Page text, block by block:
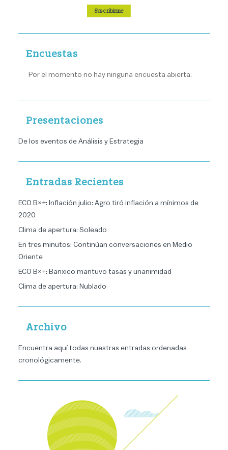
Suscribirme
Encuestas
Por el momento no hay ninguna encuesta abierta.
Presentaciones
De los eventos de Análisis y Estrategia
Entradas Recientes
ECO B×+: Inflación julio: Agro tiró inflación a mínimos de
2020
Clima de apertura: Soleado
En tres minutos: Continúan conversaciones en Medio
Oriente
ECO B×+: Banxico mantuvo tasas y unanimidad
Clima de apertura: Nublado
Archivo
Encuentra aquí todas nuestras entradas ordenadas
cronológicamente.